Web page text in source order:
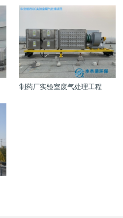
制药厂实验室废气处理工程